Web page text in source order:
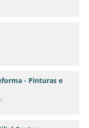
- Pinturas e